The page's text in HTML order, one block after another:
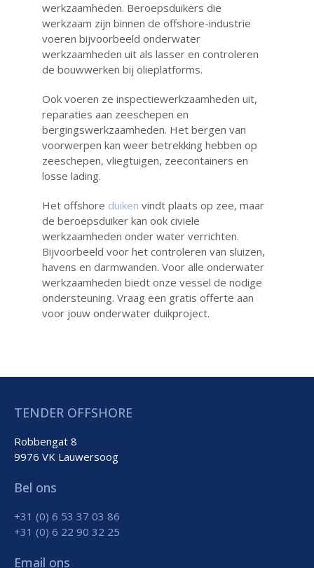
werkzaamheden. Beroepsduikers die
werkzaam zijn binnen de offshore-industrie
voeren bijvoorbeeld onderwater
werkzaamheden uit als lasser en controleren
de bouwwerken bij olieplatforms.
Ook voeren ze inspectiewerkzaamheden uit,
reparaties aan zeeschepen en
bergingswerkzaamheden. Het bergen van
voorwerpen kan weer betrekking hebben op
zeeschepen, vliegtuigen, zeecontainers en
losse lading.
Het offshore duiken vindt plaats op zee, maar
de beroepsduiker kan ook civiele
werkzaamheden onder water verrichten.
Bijvoorbeeld voor het controleren van sluizen,
havens en darmwanden. Voor alle onderwater
werkzaamheden biedt onze vessel de nodige
ondersteuning. Vraag een gratis offerte aan
voor jouw onderwater duikproject.
TENDER OFFSHORE
Robbengat 8
9976 VK Lauwersoog
Bel ons
+31 (0) 6 53 37 03 86
+31 (0) 6 22 90 32 25
Email ons